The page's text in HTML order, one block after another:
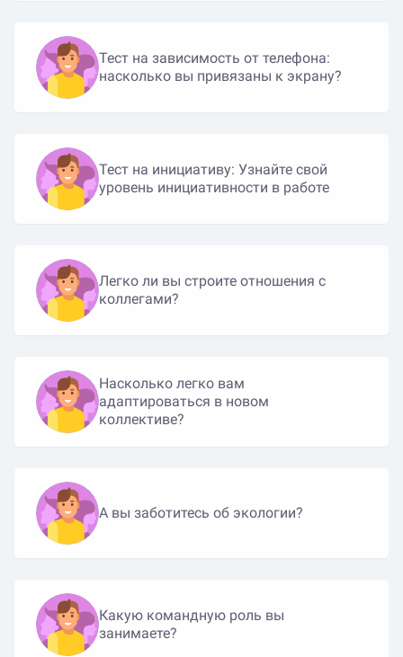
Тест на зависимость от телефона:
насколько вы привязаны к экрану?
Тест на инициативу: Узнайте свой
уровень инициативности в работе
Легко ли вы строите отношения с
коллегами?
Насколько легко вам
адаптироваться в новом
коллективе?
А вы заботитесь об экологии?
Какую командную роль вы
занимаете?